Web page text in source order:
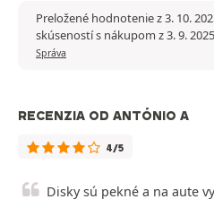
Preložené hodnotenie z 3. 10.
skúseností s nákupom z 3. 9. 2025
Správa
RECENZIA OD ANTÓNIO A
4/5
Disky sú pekné a na aute